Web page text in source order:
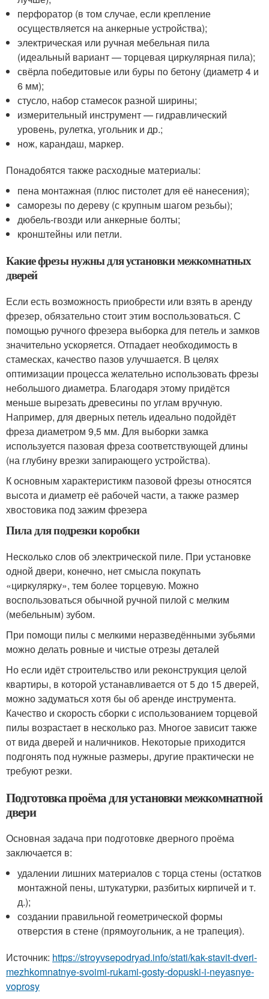
перфоратор (в том случае, если крепление
осуществляется на анкерные устройства);
электрическая или ручная мебельная пила
(идеальный вариант — торцевая циркулярная пила);
свёрла победитовые или буры по бетону (диаметр 4 и
6 мм);
стусло, набор стамесок разной ширины;
измерительный инструмент — гидравлический
уровень, рулетка, угольник и др.;
нож, карандаш, маркер.
Понадобятся также расходные материалы:
пена монтажная (плюс пистолет для её нанесения);
саморезы по дереву (с крупным шагом резьбы);
дюбель-гвозди или анкерные болты;
кронштейны или петли.
Какие фрезы нужны для установки межкомнатных
дверей
Если есть возможность приобрести или взять в аренду
фрезер, обязательно стоит этим воспользоваться. С
помощью ручного фрезера выборка для петель и замков
значительно ускоряется. Отпадает необходимость в
стамесках, качество пазов улучшается. В целях
оптимизации процесса желательно использовать фрезы
небольшого диаметра. Благодаря этому придётся
меньше вырезать древесины по углам вручную.
Например, для дверных петель идеально подойдёт
фреза диаметром 9,5 мм. Для выборки замка
используется пазовая фреза соответствующей длины
(на глубину врезки запирающего устройства).
К основным характеристикм пазовой фрезы относятся
высота и диаметр её рабочей части, а также размер
хвостовика под зажим фрезера
Пила для подрезки коробки
Несколько слов об электрической пиле. При установке
одной двери, конечно, нет смысла покупать
«циркулярку», тем более торцевую. Можно
воспользоваться обычной ручной пилой с мелким
(мебельным) зубом.
При помощи пилы с мелкими неразведёнными зубьями
можно делать ровные и чистые отрезы деталей
Но если идёт строительство или реконструкция целой
квартиры, в которой устанавливается от 5 до 15 дверей,
можно задуматься хотя бы об аренде инструмента.
Качество и скорость сборки с использованием торцевой
пилы возрастает в несколько раз. Многое зависит также
от вида дверей и наличников. Некоторые приходится
подгонять под нужные размеры, другие практически не
требуют резки.
Подготовка проёма для установки межкомнатной
двери
Основная задача при подготовке дверного проёма
заключается в:
удалении лишних материалов с торца стены (остатков
монтажной пены, штукатурки, разбитых кирпичей и т.
д.);
создании правильной геометрической формы
отверстия в стене (прямоугольник, а не трапеция).
Источник: https://stroyvsepodryad.info/stati/kak-stavit-dveri-
mezhkomnatnye-svoimi-rukami-gosty-dopuski-i-neyasnye-
voprosy